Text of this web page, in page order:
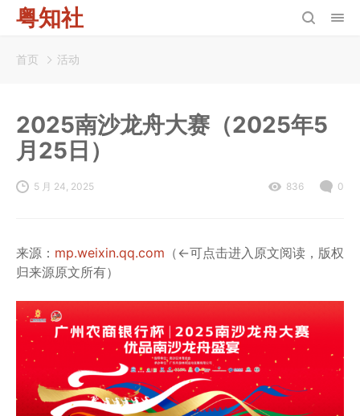
粤知社
首页 活动
2025南沙龙舟大赛（2025年5
月25日）
5 月 24, 2025 836 0
来源： mp.weixin.qq.com （←可点击进入原文阅读，版权
归来源原文所有）